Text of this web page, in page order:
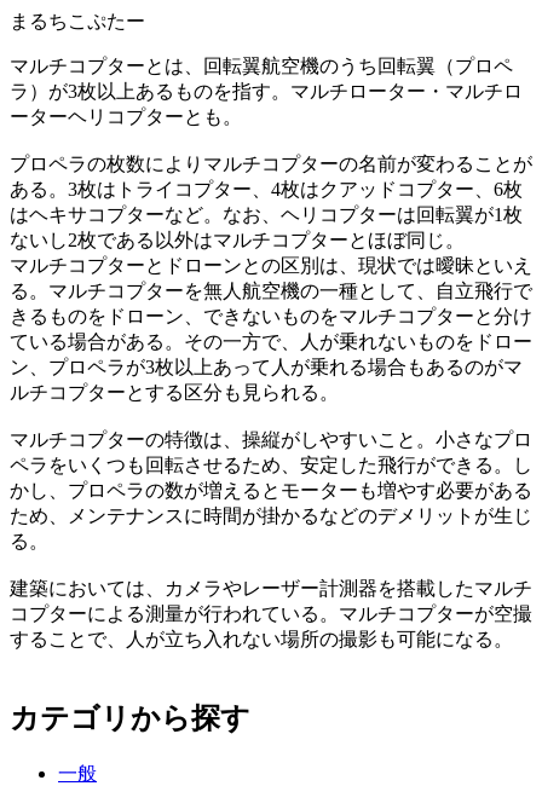
まるちこぷたー
マルチコプターとは、回転翼航空機のうち回転翼（プロペ
ラ）が3枚以上あるものを指す。マルチローター・マルチロ
ーターヘリコプターとも。
プロペラの枚数によりマルチコプターの名前が変わることが
ある。3枚はトライコプター、4枚はクアッドコプター、6枚
はヘキサコプターなど。なお、ヘリコプターは回転翼が1枚
ないし2枚である以外はマルチコプターとほぼ同じ。
マルチコプターとドローンとの区別は、現状では曖昧といえ
る。マルチコプターを無人航空機の一種として、自立飛行で
きるものをドローン、できないものをマルチコプターと分け
ている場合がある。その一方で、人が乗れないものをドロー
ン、プロペラが3枚以上あって人が乗れる場合もあるのがマ
ルチコプターとする区分も見られる。
マルチコプターの特徴は、操縦がしやすいこと。小さなプロ
ペラをいくつも回転させるため、安定した飛行ができる。し
かし、プロペラの数が増えるとモーターも増やす必要がある
ため、メンテナンスに時間が掛かるなどのデメリットが生じ
る。
建築においては、カメラやレーザー計測器を搭載したマルチ
コプターによる測量が行われている。マルチコプターが空撮
することで、人が立ち入れない場所の撮影も可能になる。
カテゴリから探す
一般